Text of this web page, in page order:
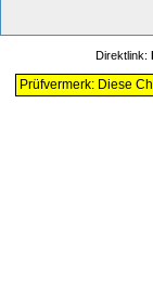
Direktlink:
Prüfvermerk: Diese